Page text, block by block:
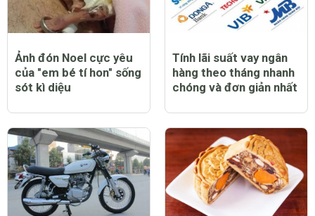
Ảnh đón Noel cực yêu
của "em bé tí hon" sống
sót kì diệu
Tính lãi suất vay ngân
hàng theo tháng nhanh
chóng và đơn giản nhất